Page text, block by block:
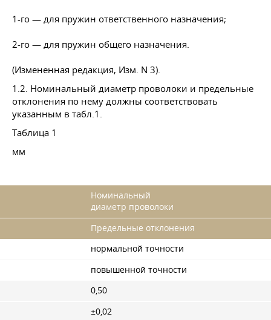
1-го — для пружин ответственного назначения;
2-го — для пружин общего назначения.
(Измененная редакция, Изм. N 3).
1.2. Номинальный диаметр проволоки и предельные
отклонения по нему должны соответствовать
указанным в табл.1.
Таблица 1
мм
Номинальный
диаметр проволоки
Предельные отклонения
нормальной точности
повышенной точности
0,50
±0,02